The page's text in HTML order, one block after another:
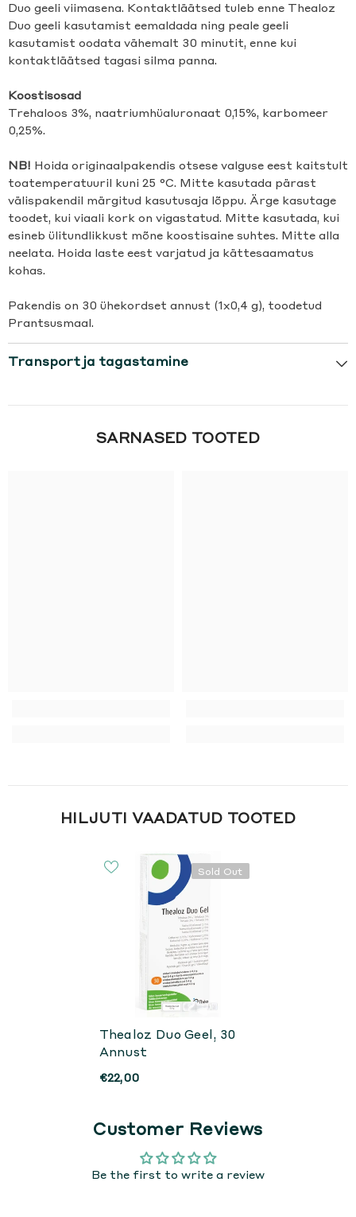
Duo geeli viimasena. Kontaktläätsed tuleb enne Thealoz
Duo geeli kasutamist eemaldada ning peale geeli
kasutamist oodata vähemalt 30 minutit, enne kui
kontaktläätsed tagasi silma panna.
Koostisosad
Trehaloos 3%, naatriumhüaluronaat 0,15%, karbomeer
0,25%.
NB! Hoida originaalpakendis otsese valguse eest kaitstult
toatemperatuuril kuni 25 °C. Mitte kasutada pärast
välispakendil märgitud kasutusaja lõppu. Ärge kasutage
toodet, kui viaali kork on vigastatud. Mitte kasutada, kui
esineb ülitundlikkust mõne koostisaine suhtes. Mitte alla
neelata. Hoida laste eest varjatud ja kättesaamatus
kohas.
Pakendis on 30 ühekordset annust (1x0,4 g), toodetud
Prantsusmaal.
Transport ja tagastamine
SARNASED TOOTED
HILJUTI VAADATUD TOOTED
Sold Out
Thealoz Duo Geel, 30
Annust
€22,00
Customer Reviews
Be the first to write a review